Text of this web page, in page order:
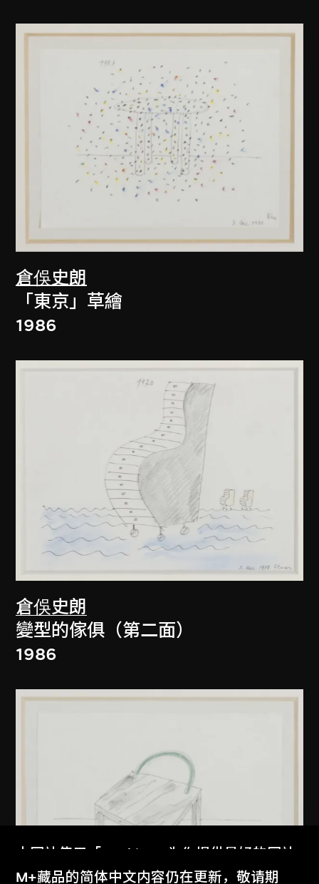
倉俁史朗
「東京」草繪
1986
倉俁史朗
變型的傢俱（第二面）
1986
本网站使用「Cookies」为你提供最好的网站
体验。
M+藏品的简体中文内容仍在更新，敬请期